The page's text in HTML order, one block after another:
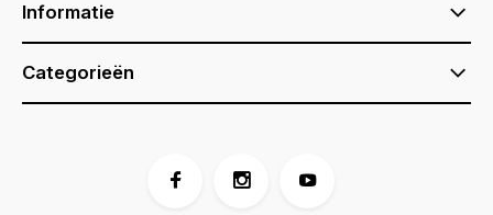
Informatie
Categorieën